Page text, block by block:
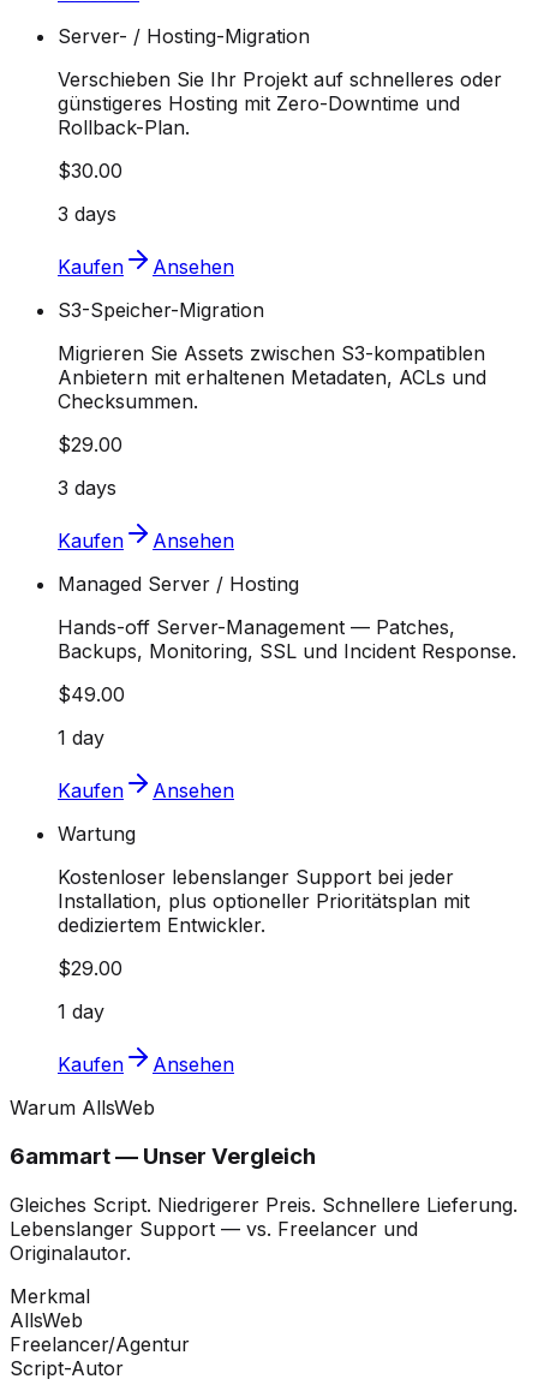
Server- / Hosting-Migration
Verschieben Sie Ihr Projekt auf schnelleres oder
günstigeres Hosting mit Zero-Downtime und
Rollback-Plan.
$30.00
3 days
Kaufen
Ansehen
S3-Speicher-Migration
Migrieren Sie Assets zwischen S3-kompatiblen
Anbietern mit erhaltenen Metadaten, ACLs und
Checksummen.
$29.00
3 days
Kaufen
Ansehen
Managed Server / Hosting
Hands-off Server-Management — Patches,
Backups, Monitoring, SSL und Incident Response.
$49.00
1 day
Kaufen
Ansehen
Wartung
Kostenloser lebenslanger Support bei jeder
Installation, plus optioneller Prioritätsplan mit
dediziertem Entwickler.
$29.00
1 day
Kaufen
Ansehen
Warum AllsWeb
6ammart — Unser Vergleich
Gleiches Script. Niedrigerer Preis. Schnellere Lieferung.
Lebenslanger Support — vs. Freelancer und
Originalautor.
Merkmal
AllsWeb
Freelancer/Agentur
Script-Autor